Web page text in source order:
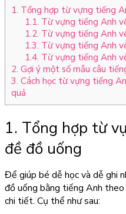
1. Tổng hợp từ vựng tiếng
1.1. Từ vựng tiếng Anh
1.2. Từ vựng tiếng Anh
1.3. Từ vựng tiếng Anh
1.4. Từ vựng tiếng Anh
2. Gợi ý một số mẫu câu
3. Cách học từ vựng tiếng
quả
1. Tổng hợp từ
đề đồ uống
Để giúp bé dễ học và dễ ghi
đồ uống bằng tiếng Anh
chi tiết. Cụ thể như sau: